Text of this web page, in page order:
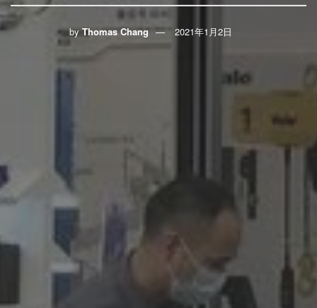
by Thomas Chang 2021年1月2日